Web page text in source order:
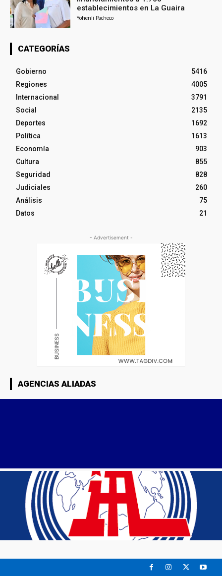
establecimientos en La Guaira
Yohenli Pacheco
CATEGORÍAS
Gobierno
5416
Regiones
4005
Internacional
3791
Social
2135
Deportes
1692
Política
1613
Economía
903
Cultura
855
Seguridad
828
Judiciales
260
Análisis
75
Datos
21
- Advertisement -
AGENCIAS ALIADAS